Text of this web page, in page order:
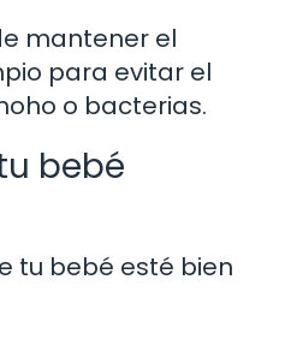
mantener el
para evitar el
o bacterias.
bebé
tu bebé esté bien